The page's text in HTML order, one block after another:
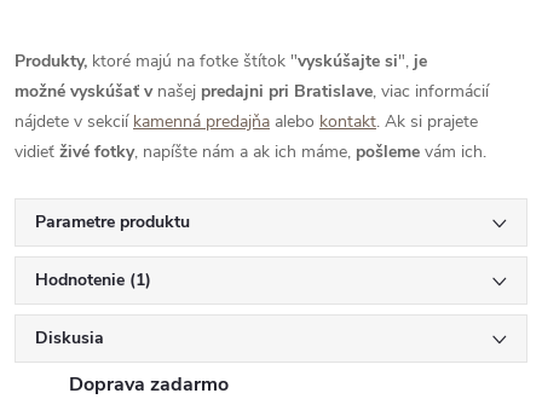
Produkty, ktoré majú na fotke štítok "vyskúšajte si", je
možné vyskúšať v našej predajni pri Bratislave, viac informácií
nájdete v sekcií kamenná predajňa alebo kontakt. Ak si prajete
vidieť živé fotky, napíšte nám a ak ich máme, pošleme vám ich.
Parametre produktu
Hodnotenie (1)
Diskusia
Doprava zadarmo